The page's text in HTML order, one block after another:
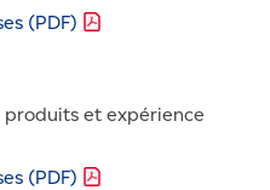
(PDF)
et expérience
(PDF)